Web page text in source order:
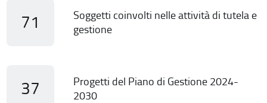
71
Soggetti coinvolti nelle attività di tutela e
gestione
37
Progetti del Piano di Gestione 2024-
2030